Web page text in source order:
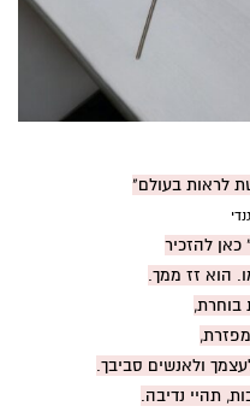
לראות בעולם"
כאן להזכיר
הוא זז ממך.
בוחרת,
ולאנשים סביבך.
תהיי נדיבה.